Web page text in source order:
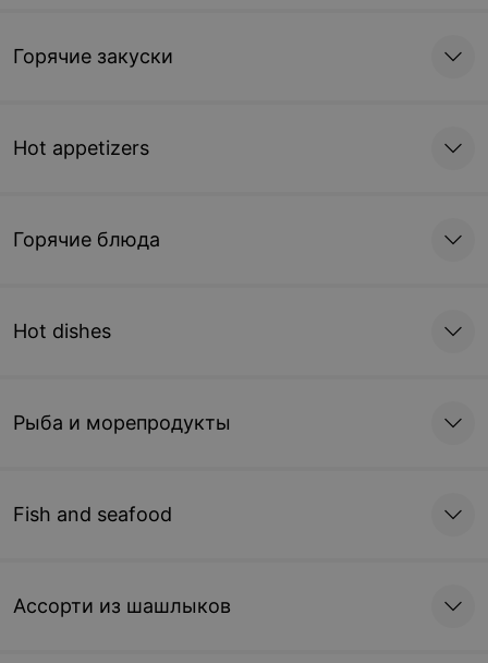
Горячие закуски
Hot appetizers
Горячие блюда
Hot dishes
Рыба и морепродукты
Fish and seafood
Ассорти из шашлыков